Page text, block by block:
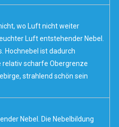
wo Luft nicht weiter
Luft entstehender Nebel.
Hochnebel ist dadurch
relativ scharfe Obergrenze
strahlend schön sein
Nebel. Die Nebelbildung